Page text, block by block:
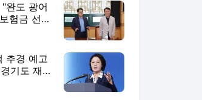
완도 광어
험금 선
제 마련"
추경 예고
기도 재
인가